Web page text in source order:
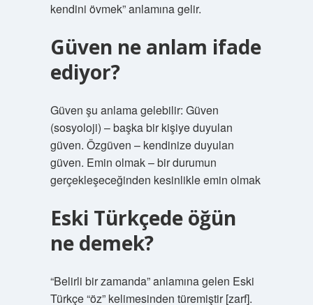
kendini övmek” anlamına gelir.
Güven ne anlam ifade
ediyor?
Güven şu anlama gelebilir: Güven
(sosyoloji) – başka bir kişiye duyulan
güven. Özgüven – kendinize duyulan
güven. Emin olmak – bir durumun
gerçekleşeceğinden kesinlikle emin olmak
Eski Türkçede öğün
ne demek?
“Belirli bir zamanda” anlamına gelen Eski
Türkçe “öz” kelimesinden türemiştir [zarf].